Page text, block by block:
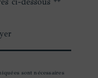
sont nécessaires